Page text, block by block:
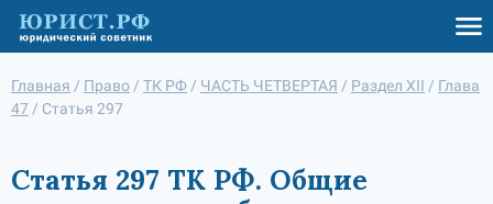
Главная / Право / ТК РФ / ЧАСТЬ ЧЕТВЕРТАЯ / Раздел XII / Глава
47 / Статья 297
Статья 297 ТК РФ. Общие